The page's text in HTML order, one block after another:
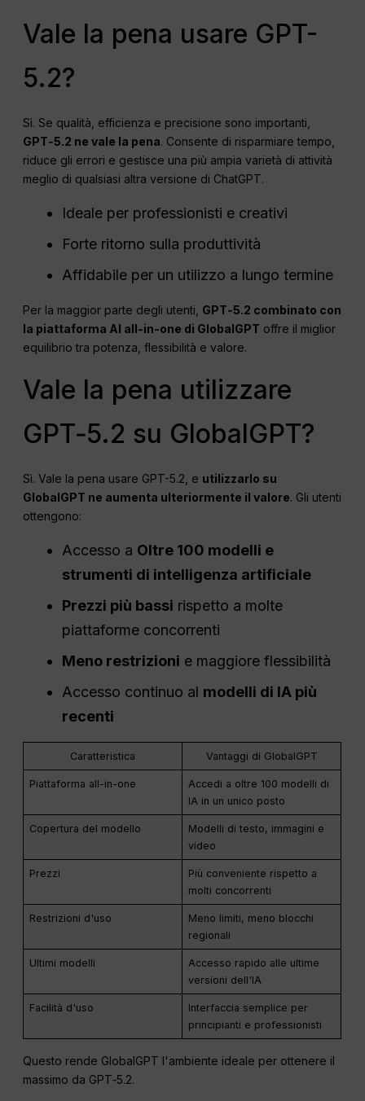
Vale la pena usare GPT-
5.2?
Sì. Se qualità, efficienza e precisione sono importanti,
GPT‑5.2 ne vale la pena. Consente di risparmiare tempo,
riduce gli errori e gestisce una più ampia varietà di attività
meglio di qualsiasi altra versione di ChatGPT.
Ideale per professionisti e creativi
Forte ritorno sulla produttività
Affidabile per un utilizzo a lungo termine
Per la maggior parte degli utenti, GPT‑5.2 combinato con
la piattaforma AI all-in-one di GlobalGPT offre il miglior
equilibrio tra potenza, flessibilità e valore.
Vale la pena utilizzare
GPT‑5.2 su GlobalGPT?
Sì. Vale la pena usare GPT-5.2, e utilizzarlo su
GlobalGPT ne aumenta ulteriormente il valore. Gli utenti
ottengono:
Accesso a Oltre 100 modelli e
strumenti di intelligenza artificiale
Prezzi più bassi rispetto a molte
piattaforme concorrenti
Meno restrizioni e maggiore flessibilità
Accesso continuo al modelli di IA più
recenti
Caratteristica Vantaggi di GlobalGPT
Piattaforma all-in-one
Accedi a oltre 100 modelli di
IA in un unico posto
Copertura del modello
Modelli di testo, immagini e
video
Prezzi
Più conveniente rispetto a
molti concorrenti
Restrizioni d'uso
Meno limiti, meno blocchi
regionali
Ultimi modelli
Accesso rapido alle ultime
versioni dell'IA
Facilità d'uso
Interfaccia semplice per
principianti e professionisti
Questo rende GlobalGPT l'ambiente ideale per ottenere il
massimo da GPT‑5.2.